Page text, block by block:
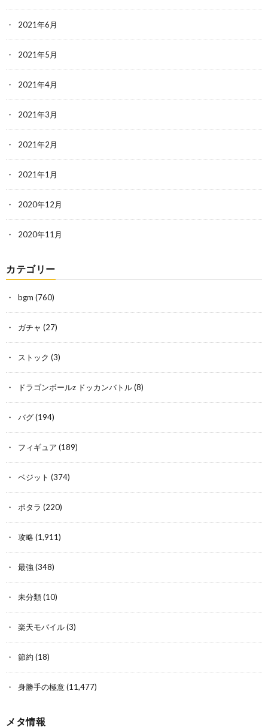
2021年6月
2021年5月
2021年4月
2021年3月
2021年2月
2021年1月
2020年12月
2020年11月
カテゴリー
bgm (760)
ガチャ (27)
ストック (3)
ドラゴンボールz ドッカンバトル(8)
バグ(194)
フィギュア (189)
ベジット (374)
ポタラ (220)
攻略(1,911)
最強 (348)
未分類(10)
楽天モバイル(3)
節約 (18)
身勝手の極意(11,477)
メタ情報